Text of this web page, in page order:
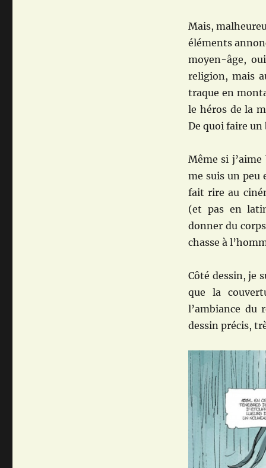
Mais,
éléments
moyen-âge,
religion, mais
traque en
le héros de la
De quoi faire un
Même si
me suis un peu
fait rire au
(et pas en
donner du
chasse à
Côté dessin, je
que la
l’ambiance du
dessin précis,